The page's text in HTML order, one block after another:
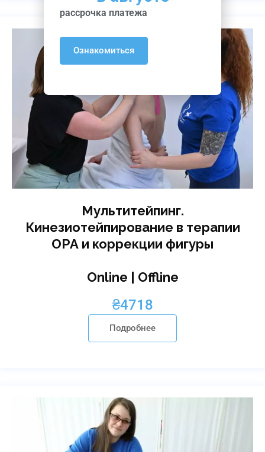
Мультитейпинг.
Кинезиотейпирование в терапии
ОРА и коррекции фигуры
Online | Offline
₴4718
Подробнее
рассрочка платежа
Ознакомиться